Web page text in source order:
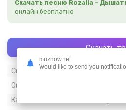
Скачать песню Rozalia -
онлайн бесплатно
Скачать
Скачиваний:
733
Опубликовано:
Качество:
muznow.net
Would like to send you